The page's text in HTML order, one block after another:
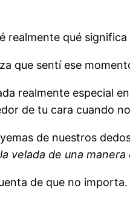
realmente qué
que sentí ese
realmente especial
de tu cara cuando
de nuestros
velada de una
de que no importa.